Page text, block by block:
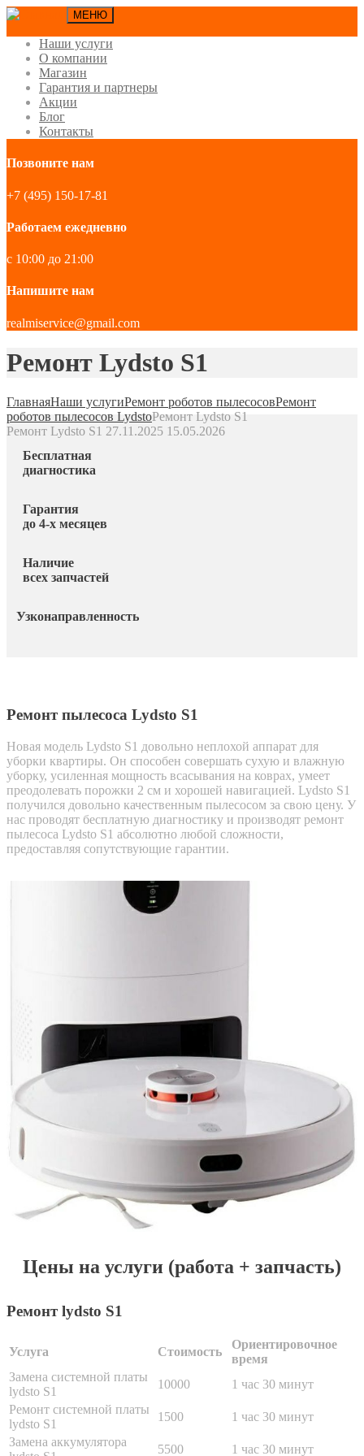
МЕНЮ
Наши услуги
О компании
Магазин
Гарантия и партнеры
Акции
Блог
Контакты
Позвоните нам
+7 (495) 150-17-81
Работаем ежедневно
с 10:00 до 21:00
Напишите нам
realmiservice@gmail.com
Ремонт Lydsto S1
ГлавнаяНаши услугиРемонт роботов пылесосовРемонт
роботов пылесосов LydstoРемонт Lydsto S1
Ремонт Lydsto S1 27.11.2025 15.05.2026
Бесплатная
диагностика
Гарантия
до 4-х месяцев
Наличие
всех запчастей
Узконаправленность
Ремонт пылесоса Lydsto S1
Новая модель Lydsto S1 довольно неплохой аппарат для
уборки квартиры. Он способен совершать сухую и влажную
уборку, усиленная мощность всасывания на коврах, умеет
преодолевать порожки 2 см и хорошей навигацией. Lydsto S1
получился довольно качественным пылесосом за свою цену. У
нас проводят бесплатную диагностику и производят ремонт
пылесоса Lydsto S1 абсолютно любой сложности,
предоставляя сопутствующие гарантии.
Цены на услуги (работа + запчасть)
Ремонт lydsto S1
Услуга Стоимость
Ориентировочное
время
Замена системной платы
lydsto S1
10000
1 час 30 минут
Ремонт системной платы
lydsto S1
1500
1 час 30 минут
Замена аккумулятора
5500 1 час 30 минут